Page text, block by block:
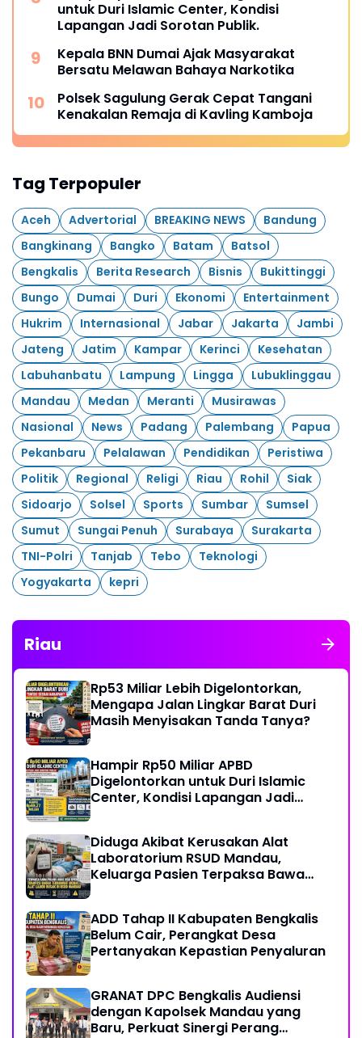
untuk Duri Islamic Center, Kondisi
Lapangan Jadi Sorotan Publik.
Kepala BNN Dumai Ajak Masyarakat
Bersatu Melawan Bahaya Narkotika
Polsek Sagulung Gerak Cepat Tangani
Kenakalan Remaja di Kavling Kamboja
Tag Terpopuler
Aceh Advertorial BREAKING NEWS
Bandung
Bangkinang
Bangko Batam
Batsol
Bengkalis
Berita Research Bisnis
Bukittinggi
Bungo
Dumai Duri Ekonomi
Entertainment
Hukrim
Internasional Jabar Jakarta
Jambi
Jateng
Jatim Kampar Kerinci
Kesehatan
Labuhanbatu
Lampung Lingga
Lubuklinggau
Mandau
Medan Meranti
Musirawas
Nasional
News Padang Palembang
Papua
Pekanbaru
Pelalawan Pendidikan
Peristiwa
Politik
Regional Religi Riau Rohil
Siak
Sidoarjo
Solsel Sports Sumbar
Sumsel
Sumut
Sungai Penuh Surabaya
Surakarta
TNI-Polri
Tanjab Tebo
Teknologi
Yogyakarta
kepri
Riau
Rp53 Miliar Lebih Digelontorkan,
Mengapa Jalan Lingkar Barat Duri
Masih Menyisakan Tanda Tanya?
Hampir Rp50 Miliar APBD
Digelontorkan untuk Duri Islamic
Center, Kondisi Lapangan Jadi
Diduga Akibat Kerusakan Alat
Laboratorium RSUD Mandau,
Keluarga Pasien Terpaksa Bawa
Transfusi Darah
ADD Tahap II Kabupaten Bengkalis
Belum Cair, Perangkat Desa
Pertanyakan Kepastian Penyaluran
GRANAT DPC Bengkalis Audiensi
dengan Kapolsek Mandau yang
Baru, Perkuat Sinergi Perang